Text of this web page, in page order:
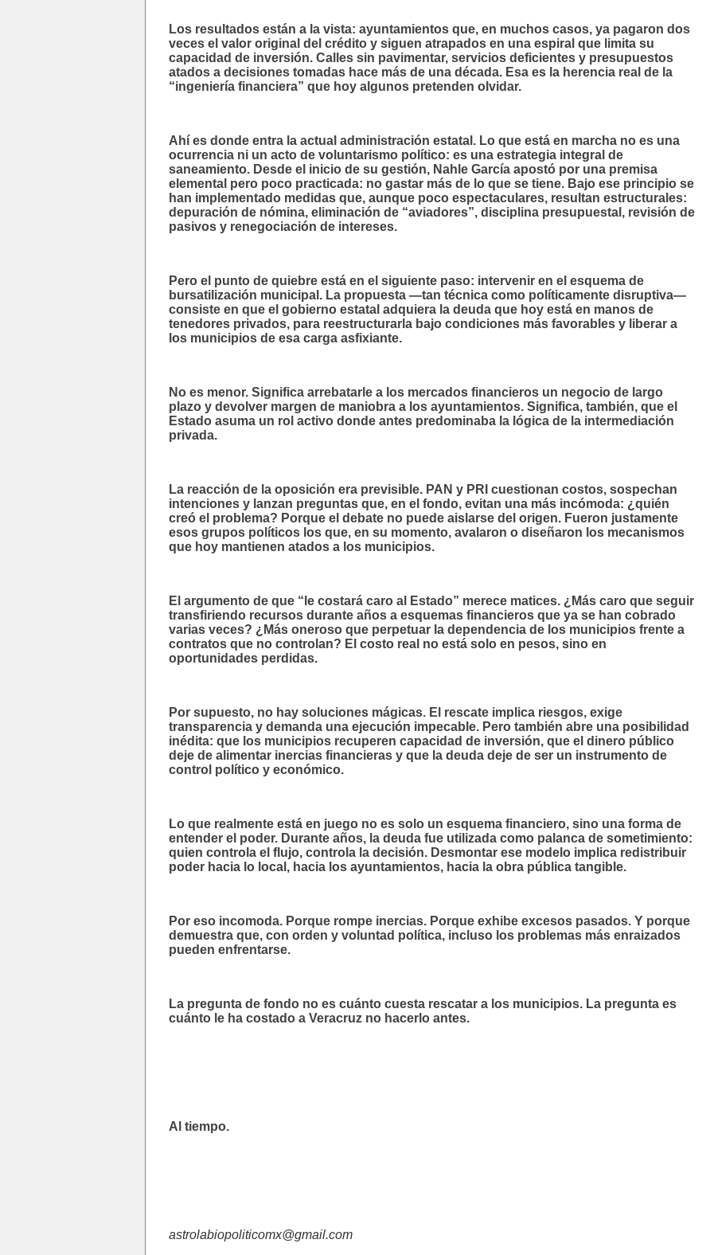
Los resultados están a la vista: ayuntamientos que, en muchos casos, ya pagaron dos
veces el valor original del crédito y siguen atrapados en una espiral que limita su
capacidad de inversión. Calles sin pavimentar, servicios deficientes y presupuestos
atados a decisiones tomadas hace más de una década. Esa es la herencia real de la
“ingeniería financiera” que hoy algunos pretenden olvidar.
Ahí es donde entra la actual administración estatal. Lo que está en marcha no es una
ocurrencia ni un acto de voluntarismo político: es una estrategia integral de
saneamiento. Desde el inicio de su gestión, Nahle García apostó por una premisa
elemental pero poco practicada: no gastar más de lo que se tiene. Bajo ese principio se
han implementado medidas que, aunque poco espectaculares, resultan estructurales:
depuración de nómina, eliminación de “aviadores”, disciplina presupuestal, revisión de
pasivos y renegociación de intereses.
Pero el punto de quiebre está en el siguiente paso: intervenir en el esquema de
bursatilización municipal. La propuesta —tan técnica como políticamente disruptiva—
consiste en que el gobierno estatal adquiera la deuda que hoy está en manos de
tenedores privados, para reestructurarla bajo condiciones más favorables y liberar a
los municipios de esa carga asfixiante.
No es menor. Significa arrebatarle a los mercados financieros un negocio de largo
plazo y devolver margen de maniobra a los ayuntamientos. Significa, también, que el
Estado asuma un rol activo donde antes predominaba la lógica de la intermediación
privada.
La reacción de la oposición era previsible. PAN y PRI cuestionan costos, sospechan
intenciones y lanzan preguntas que, en el fondo, evitan una más incómoda: ¿quién
creó el problema? Porque el debate no puede aislarse del origen. Fueron justamente
esos grupos políticos los que, en su momento, avalaron o diseñaron los mecanismos
que hoy mantienen atados a los municipios.
El argumento de que “le costará caro al Estado” merece matices. ¿Más caro que seguir
transfiriendo recursos durante años a esquemas financieros que ya se han cobrado
varias veces? ¿Más oneroso que perpetuar la dependencia de los municipios frente a
contratos que no controlan? El costo real no está solo en pesos, sino en
oportunidades perdidas.
Por supuesto, no hay soluciones mágicas. El rescate implica riesgos, exige
transparencia y demanda una ejecución impecable. Pero también abre una posibilidad
inédita: que los municipios recuperen capacidad de inversión, que el dinero público
deje de alimentar inercias financieras y que la deuda deje de ser un instrumento de
control político y económico.
Lo que realmente está en juego no es solo un esquema financiero, sino una forma de
entender el poder. Durante años, la deuda fue utilizada como palanca de sometimiento:
quien controla el flujo, controla la decisión. Desmontar ese modelo implica redistribuir
poder hacia lo local, hacia los ayuntamientos, hacia la obra pública tangible.
Por eso incomoda. Porque rompe inercias. Porque exhibe excesos pasados. Y porque
demuestra que, con orden y voluntad política, incluso los problemas más enraizados
pueden enfrentarse.
La pregunta de fondo no es cuánto cuesta rescatar a los municipios. La pregunta es
cuánto le ha costado a Veracruz no hacerlo antes.
Al tiempo.
astrolabiopoliticomx@gmail.com